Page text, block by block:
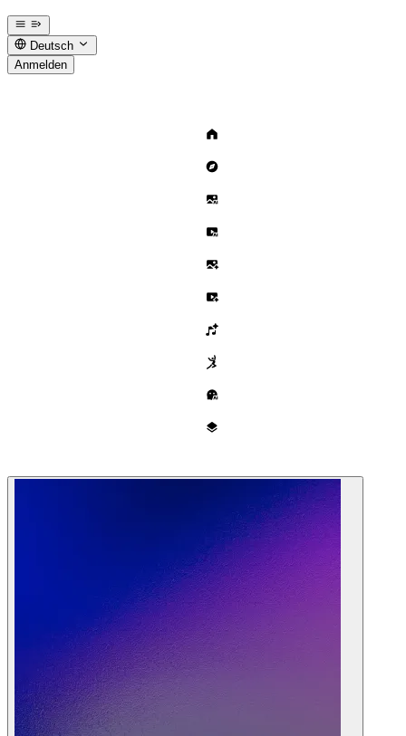
Deutsch
Anmelden